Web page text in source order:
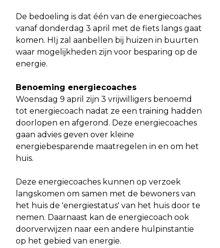
De bedoeling is dat één van de energiecoaches
vanaf donderdag 3 april met de fiets langs gaat
komen. HIj zal aanbellen bij huizen in buurten
waar mogelijkheden zijn voor besparing op de
energie.
Benoeming energiecoaches
Woensdag 9 april zijn 3 vrijwilligers benoemd
tot energiecoach nadat ze een training hadden
doorlopen en afgerond. Deze energiecoaches
gaan advies geven over kleine
energiebesparende maatregelen in en om het
huis.
Deze energiecoaches kunnen op verzoek
langskomen om samen met de bewoners van
het huis de 'energiestatus' van het huis door te
nemen. Daarnaast kan de energiecoach ook
doorverwijzen naar een andere hulpinstantie
op het gebied van energie.